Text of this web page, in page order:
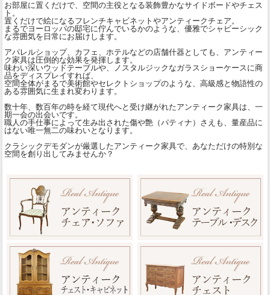
お部屋に置くだけで、空間の主役となる装飾豊かなサイドボードやチェス
ト。
置くだけで絵になるフレンチキャビネットやアンティークチェア。
まるでヨーロッパの邸宅に佇んでいるかのような、優雅でシャビーシック
な雰囲気を日常にお届けします。
アパレルショップ、カフェ、ホテルなどの店舗什器としても、アンティー
ク家具は圧倒的な効果を発揮します。
味わい深いウッドテーブルや、ノスタルジックなガラスショーケースに商
品をディスプレイすれば、
空間全体がまるで美術館やセレクトショップのような、高級感と物語性の
ある雰囲気に生まれ変わります。
数十年、数百年の時を経て現代へと受け継がれたアンティーク家具は、一
期一会の出会いです。
職人の手仕事によって生み出された傷や艶（パティナ）さえも、量産品に
はない唯一無二の味わいとなります。
クラシックデモダンが厳選したアンティーク家具で、あなただけの特別な
空間を創り出してみませんか？